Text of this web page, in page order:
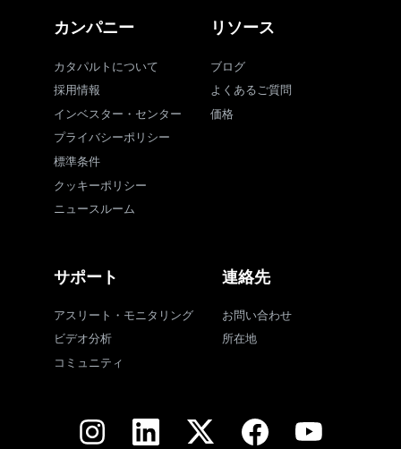
カンパニー
カタパルトについて
採用情報
インベスター・センター
プライバシーポリシー
標準条件
クッキーポリシー
ニュースルーム
リソース
ブログ
よくあるご質問
価格
サポート
アスリート・モニタリング
ビデオ分析
コミュニティ
連絡先
お問い合わせ
所在地